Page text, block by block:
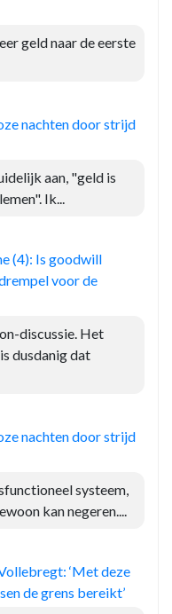
geld naar de eerste
nachten door strijd
aan, "geld is
Ik...
(4): Is goodwill
voor de
discussie. Het
dusdanig dat
nachten door strijd
systeem,
kan negeren....
‘Met deze
de grens bereikt’